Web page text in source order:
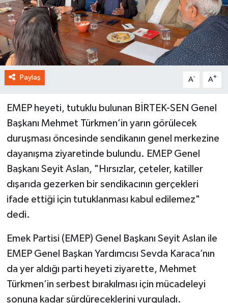
Paylaş A- A+
EMEP heyeti, tutuklu bulunan BİRTEK-SEN Genel
Başkanı Mehmet Türkmen’in yarın görülecek
duruşması öncesinde sendikanın genel merkezine
dayanışma ziyaretinde bulundu. EMEP Genel
Başkanı Seyit Aslan, "Hırsızlar, çeteler, katiller
dışarıda gezerken bir sendikacının gerçekleri
ifade ettiği için tutuklanması kabul edilemez"
dedi.
Emek Partisi (EMEP) Genel Başkanı Seyit Aslan ile
EMEP Genel Başkan Yardımcısı Sevda Karaca’nın
da yer aldığı parti heyeti ziyarette, Mehmet
Türkmen’in serbest bırakılması için mücadeleyi
sonuna kadar sürdüreceklerini vurguladı.